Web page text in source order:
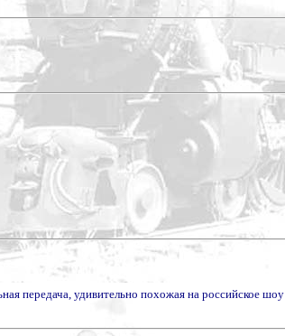
передача, удивительно похожая на российское шоу